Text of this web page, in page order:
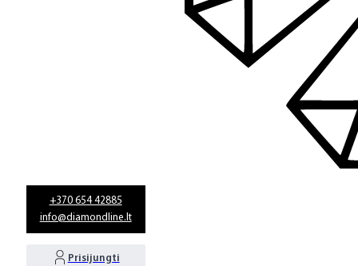
+370 654 42885
info@diamondline.lt
Prisijungti